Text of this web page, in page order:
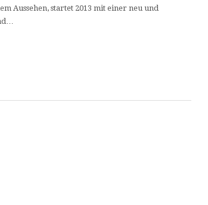
Aussehen, startet 2013 mit einer neu und